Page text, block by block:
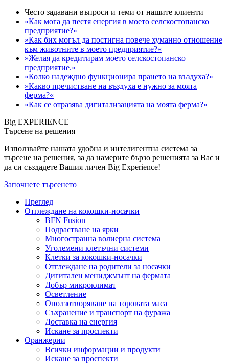
Често задавани въпроси и теми от нашите клиенти
»Как мога да пестя енергия в моето селскостопанско
предприятие?«
»Как бих могъл да постигна повече хуманно отношение
към животните в моето предприятие?«
»Желая да кредитирам моето селскостопанско
предприятие.«
»Колко надеждно функционира прането на въздуха?«
»Какво пречистване на въздуха е нужно за моята
ферма?«
»Как се отразява дигитализацията на моята ферма?«
Big EXPERIENCE
Търсене на решения
Използвайте нашата удобна и интелигентна система за
търсене на решения, за да намерите бързо решенията за Вас и
да си създадете Вашия личен Big Experience!
Започнете търсенето
Преглед
Отглеждане на кокошки-носачки
BFN Fusion
Подрастване на ярки
Многостранна волиерна система
Уголемени клетъчни системи
Клетки за кокошки-носачки
Отглеждане на родители за носачки
Дигитален мениджмънт на фермата
Добър микроклимат
Осветление
Оползотворяване на торовата маса
Съхранение и транспорт на фуража
Доставка на енергия
Искане за проспекти
Оранжерии
Всички информации и продукти
Искане за проспекти